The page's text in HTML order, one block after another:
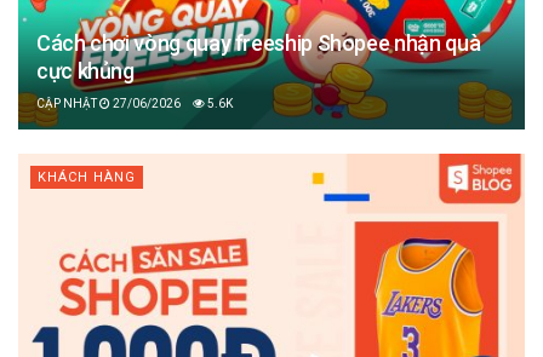
Cách chơi vòng quay freeship Shopee nhận quà
cực khủng
27/06/2026 5.6K
KHÁCH HÀNG